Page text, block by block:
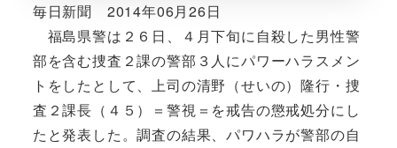
毎日新聞 2014年06月26日
福島県警は２６日、４月下旬に自殺した男性警
部を含む捜査２課の警部３人にパワーハラスメン
トをしたとして、上司の清野（せいの）隆行・捜
査２課長（４５）＝警視＝を戒告の懲戒処分にし
たと発表した。調査の結果、パワハラが警部の自